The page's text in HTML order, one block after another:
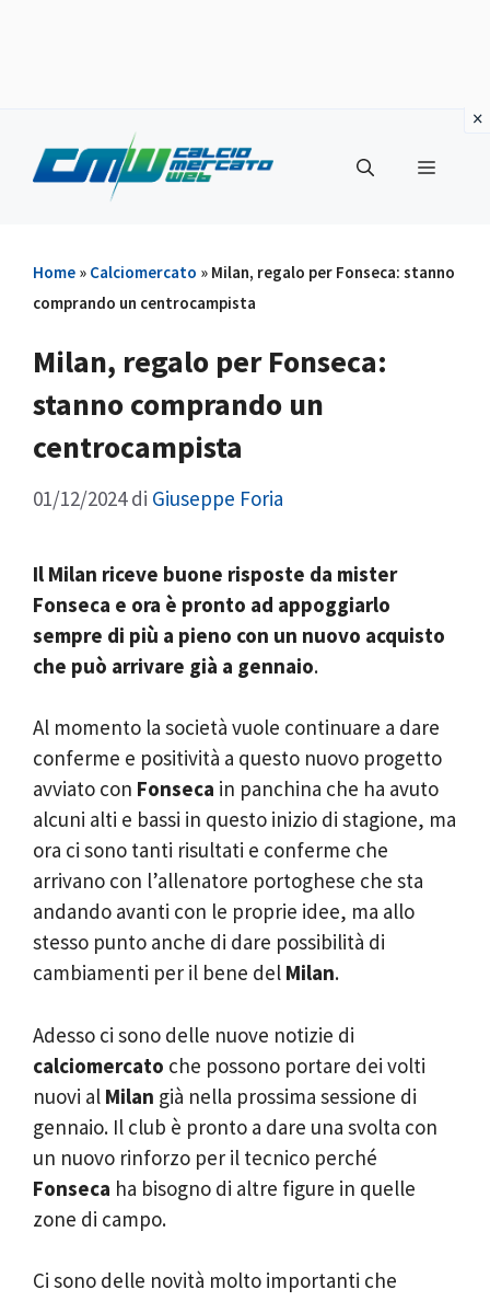
contenuto
Menu
Home » Calciomercato » Milan, regalo per Fonseca: stanno
comprando un centrocampista
Milan, regalo per Fonseca:
stanno comprando un
centrocampista
01/12/2024 di Giuseppe Foria
Il Milan riceve buone risposte da mister
Fonseca e ora è pronto ad appoggiarlo
sempre di più a pieno con un nuovo acquisto
che può arrivare già a gennaio.
Al momento la società vuole continuare a dare
conferme e positività a questo nuovo progetto
avviato con Fonseca in panchina che ha avuto
alcuni alti e bassi in questo inizio di stagione, ma
ora ci sono tanti risultati e conferme che
arrivano con l’allenatore portoghese che sta
andando avanti con le proprie idee, ma allo
stesso punto anche di dare possibilità di
cambiamenti per il bene del Milan.
Adesso ci sono delle nuove notizie di
calciomercato che possono portare dei volti
nuovi al Milan già nella prossima sessione di
gennaio. Il club è pronto a dare una svolta con
un nuovo rinforzo per il tecnico perché
Fonseca ha bisogno di altre figure in quelle
zone di campo.
Ci sono delle novità molto importanti che